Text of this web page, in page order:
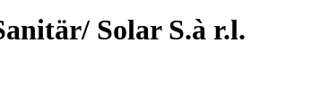
Solar S.à r.l.